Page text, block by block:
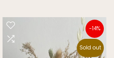
-14%
Sold out